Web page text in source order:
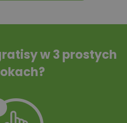
10 projektów rabat
w 3 prostych